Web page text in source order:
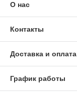
О нас
Контакты
Доставка и оплата
График работы